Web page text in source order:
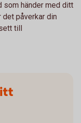
som händer med ditt
påverkar din
till